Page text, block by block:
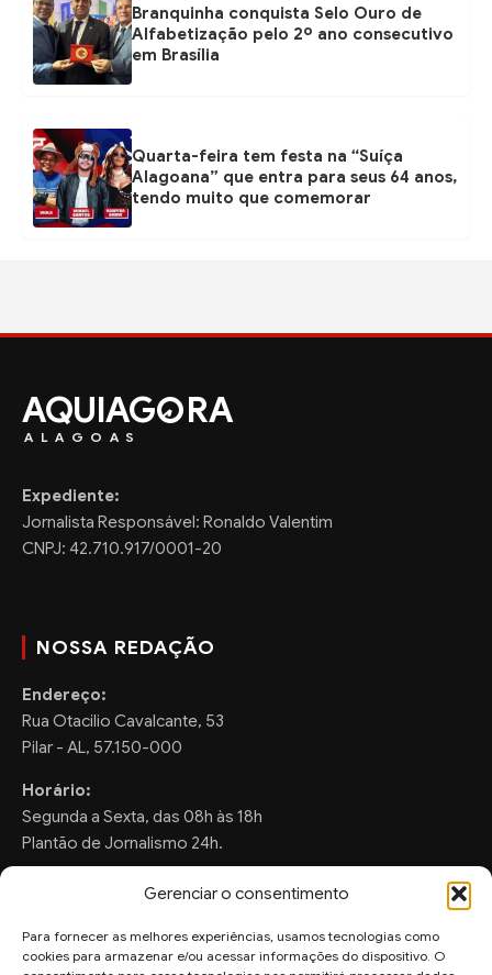
Gerenciar o consentimento
Para fornecer as melhores experiências, usamos tecnologias como
cookies para armazenar e/ou acessar informações do dispositivo. O
Branquinha conquista Selo Ouro de
Alfabetização pelo 2º ano consecutivo
em Brasília
Quarta-feira tem festa na “Suíça
Alagoana” que entra para seus 64 anos,
tendo muito que comemorar
AQUIAG RA
ALAGOAS
Expediente:
Jornalista Responsável: Ronaldo Valentim
CNPJ: 42.710.917/0001-20
NOSSA REDAÇÃO
Endereço:
Rua Otacilio Cavalcante, 53
Pilar - AL, 57.150-000
Horário:
Segunda a Sexta, das 08h às 18h
Plantão de Jornalismo 24h.
FALE CONOSCO